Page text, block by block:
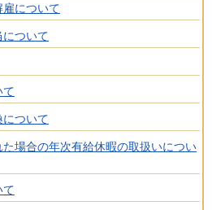
について
ついて
て
ついて
場合の年次有給休暇の取扱いについ
て